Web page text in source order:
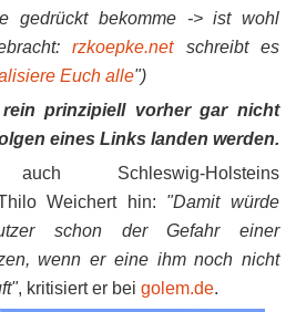
gedrückt bekomme -> ist wohl
rzkoepke.netschreibt es
Euch alle")
prinzipiell vorher gar nicht
eines Links landen werden.
Schleswig-Holsteins
Weichert hin: "Damit würde
schon der Gefahr einer
wenn er eine ihm noch nicht
, kritisiert er bei golem.de.